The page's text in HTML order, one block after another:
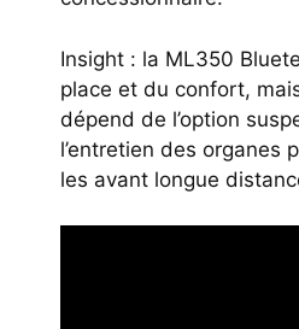
Insight : la ML350
place et du confort,
dépend de l’option
l’entretien des
les avant longue